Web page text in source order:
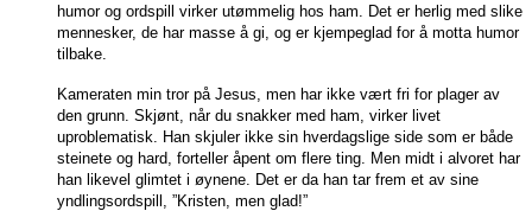
humor og ordspill virker utømmelig hos ham. Det er herlig med slike
mennesker, de har masse å gi, og er kjempeglad for å motta humor
tilbake.
Kameraten min tror på Jesus, men har ikke vært fri for plager av
den grunn. Skjønt, når du snakker med ham, virker livet
uproblematisk. Han skjuler ikke sin hverdagslige side som er både
steinete og hard, forteller åpent om flere ting. Men midt i alvoret har
han likevel glimtet i øynene. Det er da han tar frem et av sine
yndlingsordspill, ”Kristen, men glad!”